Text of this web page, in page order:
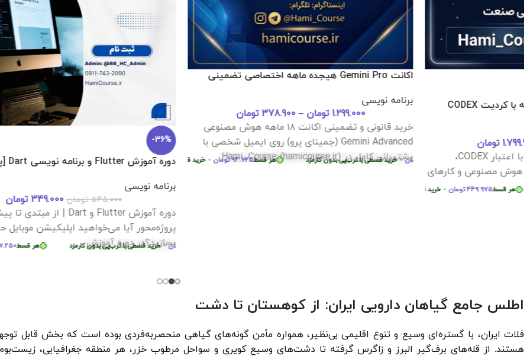
ترب‌پی بدون کارمزد
هر قسط94.725تومان • خرید قسطی با ترب‌پی بدون کارمزد • خرید قسطی با ترب‌پی بدون کارمزد
برنامه نویسی
تومان
خرید قانونی و تضمینی اکانت ۱۸ ماهه هوش مصنوعی
Gemini Advanced (جمینای پرو) روی ایمیل شخصی با
پشتیبانی کامل در Hami_Course (hamicourse.ir)
هر قسط87.250تومان • خرید قسطی با ترب‌پی بدون
-36%
دوره آموزش Flutter و برنامه نویسی Dart [پروژه محور]
تومان
دوره آموزش Flutter و Dart | از مبتدی تا پیشرفته –
پروژه‌محور آیا می‌خواهید اپلیکیشن موبایل حرفه‌ای
دوره
برنامه
آموزش
در این
واقعی
از
هر قسط 74.750تومان • خرید قسطی با ترب‌پی بدون کارمزد
اطلس جامع گیاهان دارویی ایران: از کوهستان تا دشت
فلات ایران، با گستره‌ای وسیع و تنوع اقلیمی بی‌نظیر، همواره مأمن گونه‌های گیاهی منحصربه‌فردی بوده است که بخش قابل
هستند. از قله‌های برف‌گیر البرز و زاگرس گرفته تا دشت‌های وسیع کویری و سواحل مرطوب خزر، هر منطقه جغرافیایی،